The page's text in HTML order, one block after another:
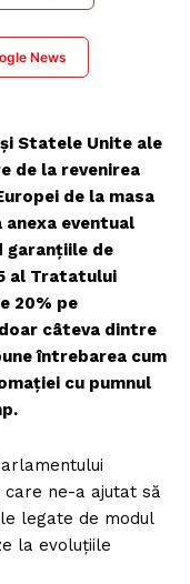
News
Statele Unite ale
de la revenirea
de la masa
anexa eventual
garanțiile de
al Tratatului
20% pe
câteva dintre
întrebarea cum
cu pumnul
ne-a ajutat să
legate de modul
la evoluțiile